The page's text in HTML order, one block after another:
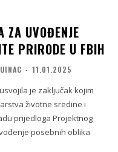
ZA UVOĐENJE
PRIRODE U FBIH
- 11.01.2025
je zaključak kojim
životne sredine i
prijedloga Projektnog
posebnih oblika